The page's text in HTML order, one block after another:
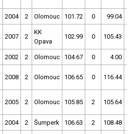
2004 2 Olomouc 101.72 0 99.04
2007 2
KK
Opava
102.99 0 105.43
2002 2 Olomouc 104.67 0 4.00
2008 2 Olomouc 106.65 0 116.44
2005 2 Olomouc 105.85 2 105.64
2004 2 Šumperk 106.63 2 108.48